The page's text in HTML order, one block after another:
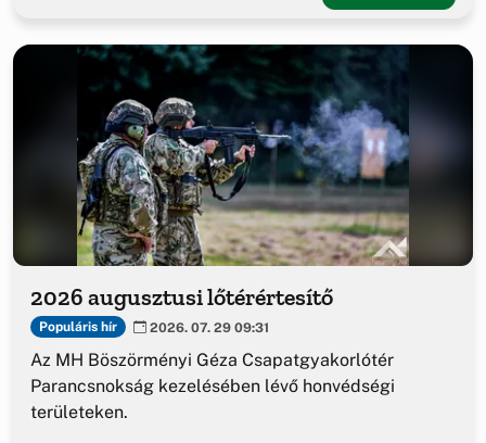
2026 augusztusi lőtérértesítő
Populáris hír 2026. 07. 29 09:31
Az MH Böszörményi Géza Csapatgyakorlótér
Parancsnokság kezelésében lévő honvédségi
területeken.